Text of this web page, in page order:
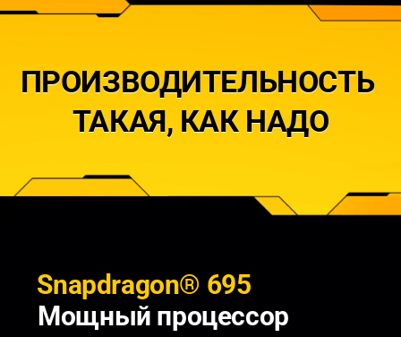
ПРОИЗВОДИТЕЛЬНОСТЬ
ТАКАЯ, КАК НАДО
Snapdragon® 695
Мощный процессор